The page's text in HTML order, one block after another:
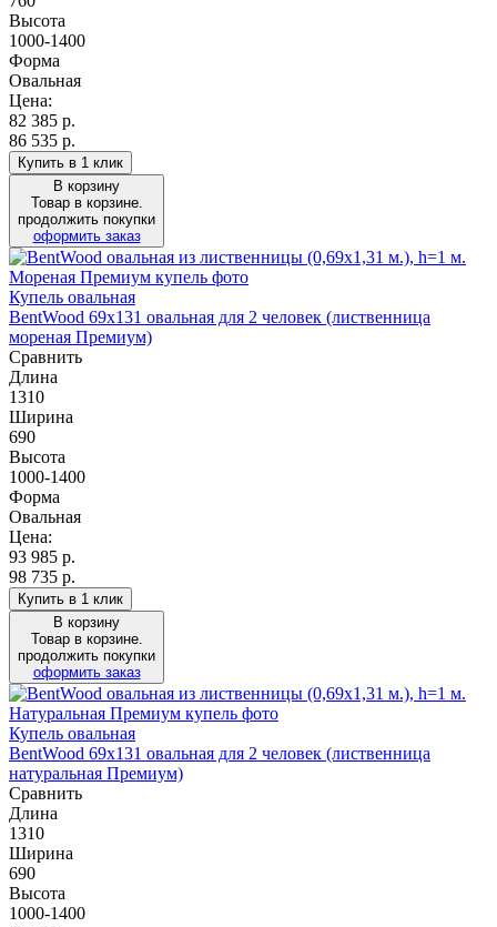
Высота
1000-1400
Форма
Овальная
Цена:
82 385 р.
86 535 р.
Купить в 1 клик
В корзину
Товар в корзине.
продолжить покупки
оформить заказ
Купель овальная
BentWood 69х131 овальная для 2 человек (лиственница
мореная Премиум)
Сравнить
Длина
1310
Ширина
690
Высота
1000-1400
Форма
Овальная
Цена:
93 985 р.
98 735 р.
Купить в 1 клик
В корзину
Товар в корзине.
продолжить покупки
оформить заказ
Купель овальная
BentWood 69х131 овальная для 2 человек (лиственница
натуральная Премиум)
Сравнить
Длина
1310
Ширина
690
Высота
1000-1400